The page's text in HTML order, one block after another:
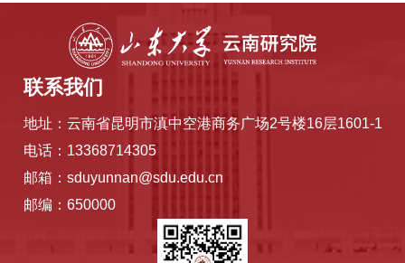
联系我们
地址：云南省昆明市滇中空港商务广场2号楼16层1601-1
电话：13368714305
邮箱：sduyunnan@sdu.edu.cn
邮编：650000